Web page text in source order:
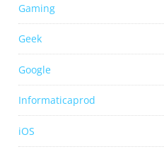
Gaming
Geek
Google
Informaticaprod
iOS